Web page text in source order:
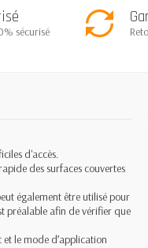
sécurisé
d'accès.
des surfaces couvertes
également être utilisé pour
préalable afin de vérifier que
le mode d’application